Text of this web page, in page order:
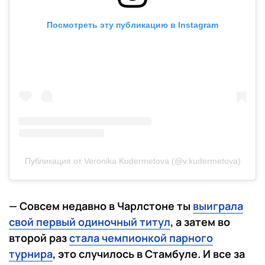
Посмотреть эту публикацию в Instagram
Публикация от Veronika Kudermetova (@v.kudermetova)
— Совсем недавно в Чарлстоне ты выиграла
свой первый одиночный титул, а затем во
второй разстала чемпионкой парного
турнира, это случилось в Стамбуле. И все за